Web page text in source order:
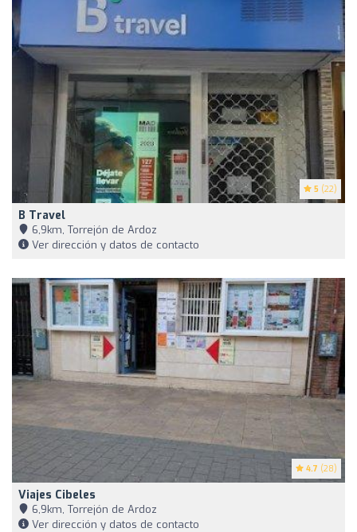
5 (22)
B Travel
6,9km, Torrejón de Ardoz
Ver dirección y datos de contacto
4.7 (28)
Viajes Cibeles
6,9km, Torrejón de Ardoz
Ver dirección y datos de contacto